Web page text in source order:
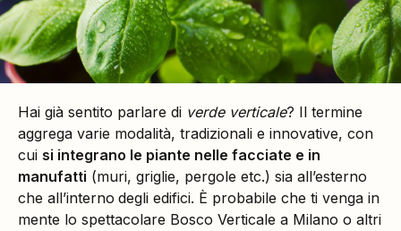
Hai già sentito parlare di verde verticale? Il termine
aggrega varie modalità, tradizionali e innovative, con
cui si integrano le piante nelle facciate e in
manufatti (muri, griglie, pergole etc.) sia all’esterno
che all’interno degli edifici. È probabile che ti venga in
mente lo spettacolare Bosco Verticale a Milano o altri